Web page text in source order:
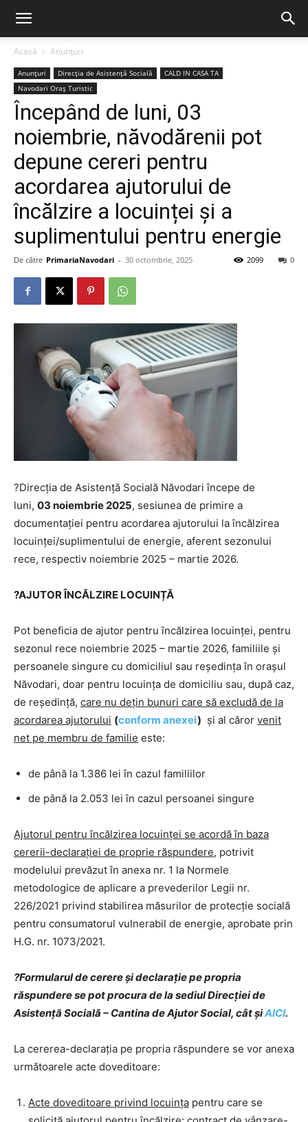
Acasă Anunțuri
Anunțuri Direcția de Asistență Socială
CALD IN CASA TA
Navodari Oraș Turistic
Începând de luni, 03
noiembrie, năvodărenii pot
depune cereri pentru
acordarea ajutorului de
încălzire a locuinței și a
suplimentului pentru energie
De către PrimariaNavodari - 30 octombrie, 2025 0
2099
?️Direcția de Asistență Socială Năvodari începe de
luni, 03 noiembrie 2025, sesiunea de primire a
documentației pentru acordarea ajutorului la încălzirea
locuinței/suplimentului de energie, aferent sezonului
rece, respectiv noiembrie 2025 – martie 2026.
?AJUTOR ÎNCĂLZIRE LOCUINȚĂ
Pot beneficia de ajutor pentru încălzirea locuinţei, pentru
sezonul rece noiembrie 2025 – martie 2026, familiile şi
persoanele singure cu domiciliul sau reşedinţa în oraşul
Năvodari, doar pentru locuinţa de domiciliu sau, după caz,
de reşedinţă, care nu deţin bunuri care să excludă de la
acordarea ajutorului (conform anexei) şi al căror venit
net pe membru de familie este:
de până la 1.386 lei în cazul familiilor
de până la 2.053 lei în cazul persoanei singure
Ajutorul pentru încălzirea locuinţei se acordă în baza
cererii-declaraţiei de proprie răspundere, potrivit
modelului prevăzut în anexa nr. 1 la Normele
metodologice de aplicare a prevederilor Legii nr.
226/2021 privind stabilirea măsurilor de protecţie socială
pentru consumatorul vulnerabil de energie, aprobate prin
H.G. nr. 1073/2021.
?Formularul de cerere şi declaraţie pe propria
răspundere se pot procura de la sediul Direcţiei de
Asistenţă Socială – Cantina de Ajutor Social, cât şiAICI.
La cererea-declaraţia pe propria răspundere se vor anexa
următoarele acte doveditoare:
Acte doveditoare privind locuinţa pentru care se